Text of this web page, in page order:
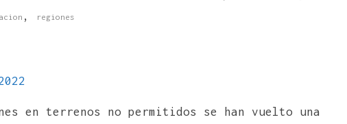
, regiones
en terrenos no permitidos se han vuelto una